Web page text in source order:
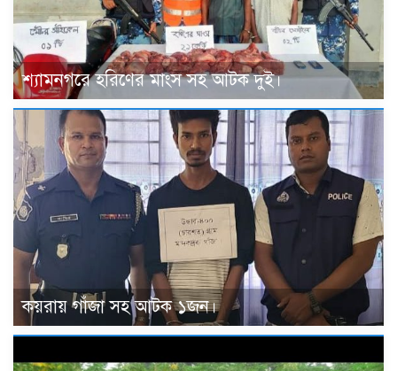
শ্যামনগরে হরিণের মাংস সহ আটক দুই।
কয়রায় গাঁজা সহ আটক ১জন।